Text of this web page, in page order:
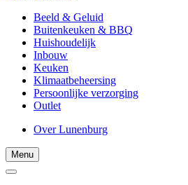
Beeld & Geluid
Buitenkeuken & BBQ
Huishoudelijk
Inbouw
Keuken
Klimaatbeheersing
Persoonlijke verzorging
Outlet
Over Lunenburg
Menu